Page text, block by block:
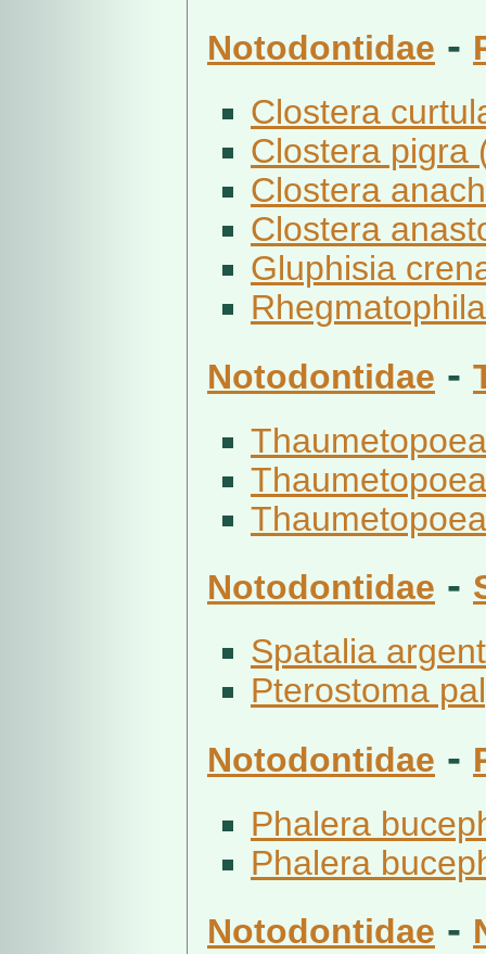
Notodontidae -
Clostera
Clostera pigra
Clostera
Clostera
Gluphisia
Notodontidae -
Notodontidae -
Spatalia
Pterostoma
Notodontidae -
Phalera
Phalera
Notodontidae -